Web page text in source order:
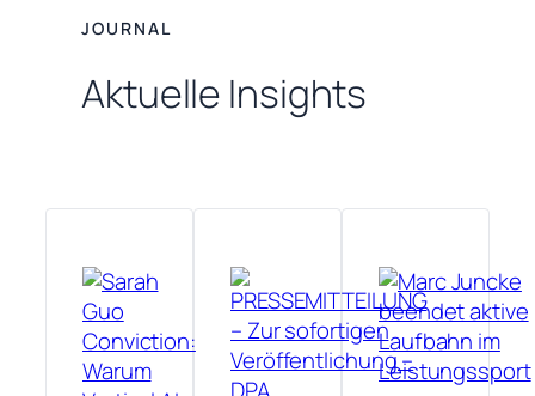
JOURNAL
Aktuelle Insights